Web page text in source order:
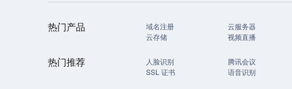
热门产品 域名注册 云服务器
云存储
视频直播
热门推荐 人脸识别 腾讯会议
SSL 证书
语音识别